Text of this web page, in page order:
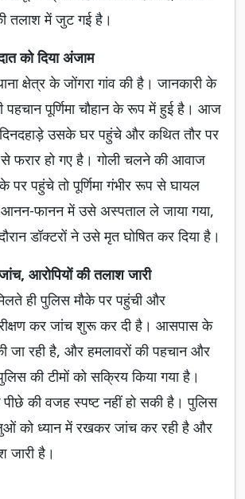
तलाश में जुट गई है।
को दिया अंजाम
क्षेत्र के जोंगरा गांव की है। जानकारी के
पूर्णिमा चौहान के रूप में हुई है। आज
दिनदहाड़े उसके घर पहुंचे और कथित तौर पर
से फरार हो गए है। गोली चलने की आवाज
पर पहुंचे तो पूर्णिमा गंभीर रूप से घायल
फानन में उसे अस्पताल ले जाया गया,
डॉक्टरों ने उसे मृत घोषित कर दिया है।
आरोपियों की तलाश जारी
ही पुलिस मौके पर पहुंची और
कर जांच शुरू कर दी है। आसपास के
जा रही है, और हमलावरों की पहचान और
की टीमों को सक्रिय किया गया है।
की वजह स्पष्ट नहीं हो सकी है। पुलिस
को ध्यान में रखकर जांच कर रही है और
जारी है।